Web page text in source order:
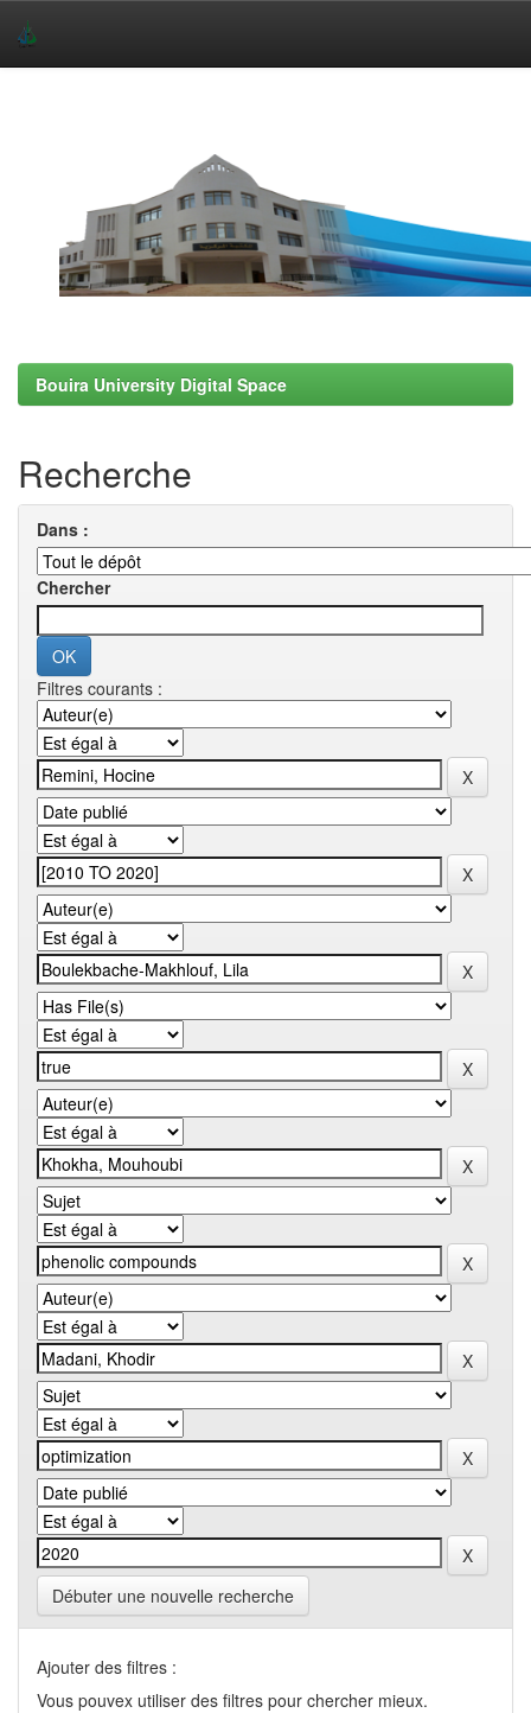
Bouira University Digital Space
Recherche
Dans :
Chercher
Filtres courants :
Débuter une nouvelle recherche
Ajouter des filtres :
Vous pouvex utiliser des filtres pour chercher mieux.